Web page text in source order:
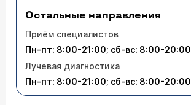
Остальные направления
Приём специалистов
Пн-пт: 8:00-21:00; сб-вс: 8:00-20:00
Лучевая диагностика
Пн-пт: 8:00-21:00; сб-вс: 8:00-20:00